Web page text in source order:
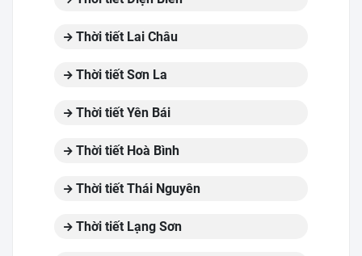
Thời tiết Lai Châu
Thời tiết Sơn La
Thời tiết Yên Bái
Thời tiết Hoà Bình
Thời tiết Thái Nguyên
Thời tiết Lạng Sơn